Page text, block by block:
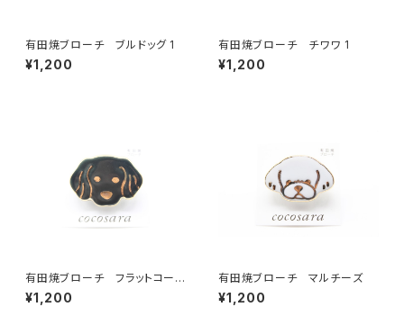
有田焼ブローチ ブルドッグ 1
¥1,200
有田焼ブローチ チワワ 1
¥1,200
有田焼ブローチ フラットコーテ
ッド・レトリーバー
¥1,200
有田焼ブローチ マルチーズ
¥1,200